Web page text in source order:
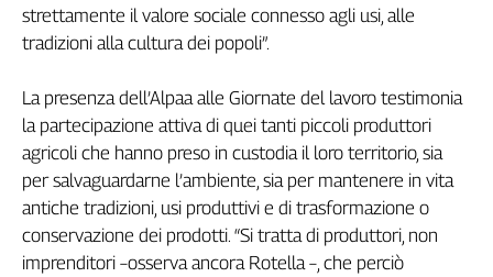
Collettiva
Academy
Play
Rubriche
Collettiva
Talk
La
settimana
Collettiva
strettamente il valore sociale connesso agli usi, alle
tradizioni alla cultura dei popoli”.
La presenza dell’Alpaa alle Giornate del lavoro testimonia
la partecipazione attiva di quei tanti piccoli produttori
agricoli che hanno preso in custodia il loro territorio, sia
per salvaguardarne l’ambiente, sia per mantenere in vita
antiche tradizioni, usi produttivi e di trasformazione o
conservazione dei prodotti. “Si tratta di produttori, non
imprenditori –osserva ancora Rotella –, che perciò